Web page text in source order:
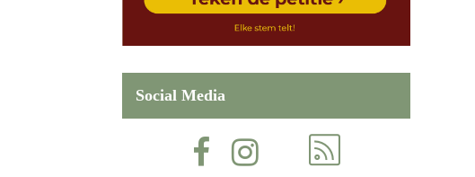
Social Media